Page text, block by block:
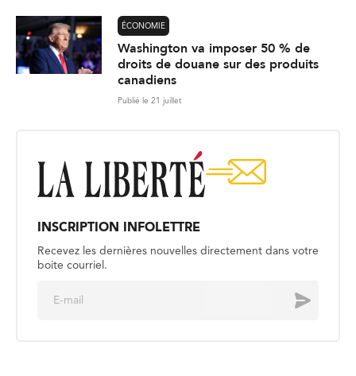
ÉCONOMIE
Washington va imposer 50 % de
droits de douane sur des produits
canadiens
Publié le 21 juillet
INSCRIPTION INFOLETTRE
Recevez les dernières nouvelles directement dans votre
boite courriel.
Envoyer